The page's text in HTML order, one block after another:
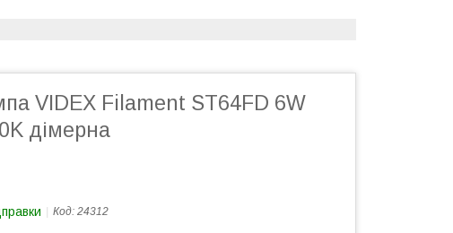
VIDEX Filament ST64FD 6W
дімерна
Код: 24312